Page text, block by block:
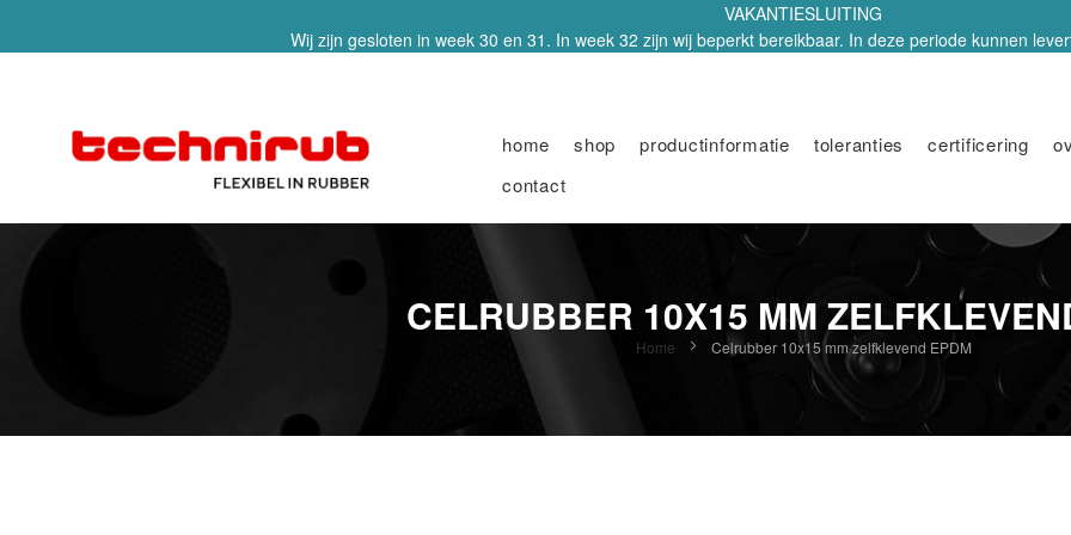
VAKANTIESLUITING
Wij zijn gesloten in week 30 en 31. In week 32 zijn wij beperkt bereikbaar. In deze periode kunnen
home shop productinformatie toleranties certificering
contact
CELRUBBER 10X15 MM
Home Celrubber 10x15 mm zelfklevend EPDM